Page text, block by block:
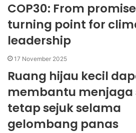
COP30: From
turning point for
leadership
17 November 2025
Ruang hijau kecil
membantu menjaga
tetap sejuk selama
gelombang panas